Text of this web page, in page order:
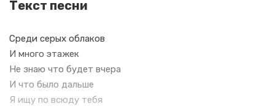
Текст песни
Среди серых облаков
И много этажек
Не знаю что будет вчера
И что было дальше
Я ищу по всюду тебя